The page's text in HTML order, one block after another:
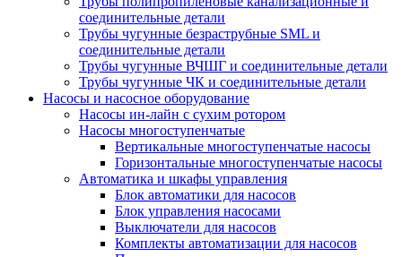
соединительные детали
Трубы чугунные безраструбные SML и
соединительные детали
Трубы чугунные ВЧШГ и соединительные детали
Трубы чугунные ЧК и соединительные детали
Насосы и насосное оборудование
Насосы ин-лайн с сухим ротором
Насосы многоступенчатые
Вертикальные многоступенчатые насосы
Горизонтальные многоступенчатые насосы
Автоматика и шкафы управления
Блок автоматики для насосов
Блок управления насосами
Выключатели для насосов
Комплекты автоматизации для насосов